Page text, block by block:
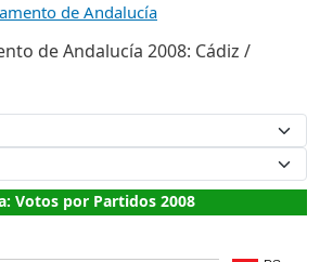
de Andalucía
de Andalucía 2008: Cádiz /
Votos por Partidos 2008